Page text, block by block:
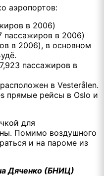
аэропортов:
в 2006)
пассажиров в 2006)
в 2006), в основном
пассажиров в
в Vesterålen.
прямые рейсы в Oslo и
для
Помимо воздушного
и на пароме из
Дяченко (БНИЦ)